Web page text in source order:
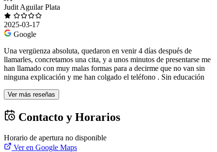
Judit Aguilar Plata
2025-03-17
Google
Una vergüenza absoluta, quedaron en venir 4 días después de
llamarles, concretamos una cita, y a unos minutos de presentarse me
han llamado con muy malas formas para a decirme que no van sin
ninguna explicación y me han colgado el teléfono . Sin educación
Ver más reseñas
Contacto y Horarios
Horario de apertura no disponible
Ver en Google Maps